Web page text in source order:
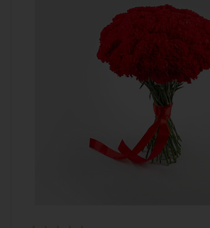
разноцветный, розовый
гвоздика (диантус), лента,
дизайнерская упаковка